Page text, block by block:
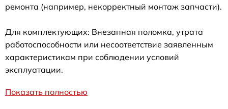
ремонта (например, некорректный монтаж запчасти).
Для комплектующих: Внезапная поломка, утрата
работоспособности или несоответствие заявленным
характеристикам при соблюдении условий
эксплуатации.
Показать полностью